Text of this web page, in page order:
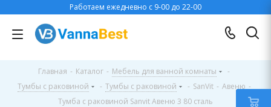
Работаем ежедневно с 9-00 до 22-00
Главная - Каталог - Мебель для ванной комнаты
-
Тумбы с раковиной
- Тумбы с раковиной - SanVit - Авеню -
Тумба с раковиной Sanvit Авеню 3 80 сталь